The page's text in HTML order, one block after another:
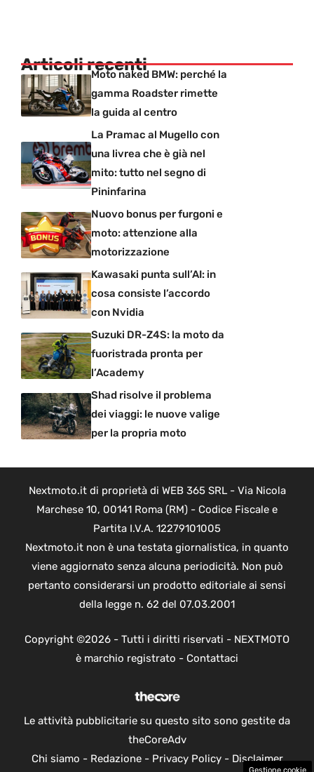
Articoli recentiMoto naked BMW: perché la
gamma Roadster rimette
la guida al centro
La Pramac al Mugello con
una livrea che è già nel
mito: tutto nel segno di
Pininfarina
Nuovo bonus per furgoni e
moto: attenzione alla
motorizzazione
Kawasaki punta sull’AI: in
cosa consiste l’accordo
con Nvidia
Suzuki DR-Z4S: la moto da
fuoristrada pronta per
l’Academy
Shad risolve il problema
dei viaggi: le nuove valige
per la propria moto
Nextmoto.it di proprietà di WEB 365 SRL - Via Nicola
Marchese 10, 00141 Roma (RM) - Codice Fiscale e
Partita I.V.A. 12279101005
Nextmoto.it non è una testata giornalistica, in quanto
viene aggiornato senza alcuna periodicità. Non può
pertanto considerarsi un prodotto editoriale ai sensi
della legge n. 62 del 07.03.2001
Copyright ©2026 - Tutti i diritti riservati - NEXTMOTO
è marchio registrato - Contattaci
Le attività pubblicitarie su questo sito sono gestite da
theCoreAdv
Chi siamo - Redazione- Privacy Policy- Disclaimer